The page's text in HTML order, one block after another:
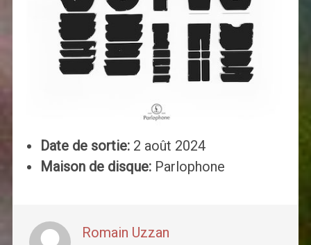
Date de sortie:2 août 2024
Maison de disque:Parlophone
Romain Uzzan